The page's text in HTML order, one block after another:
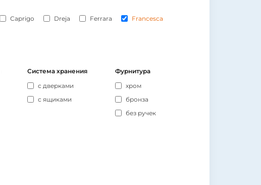
Caprigo Dreja Ferrara
Francesca
Система хранения
с дверками
с ящиками
Фурнитура
хром
бронза
без ручек